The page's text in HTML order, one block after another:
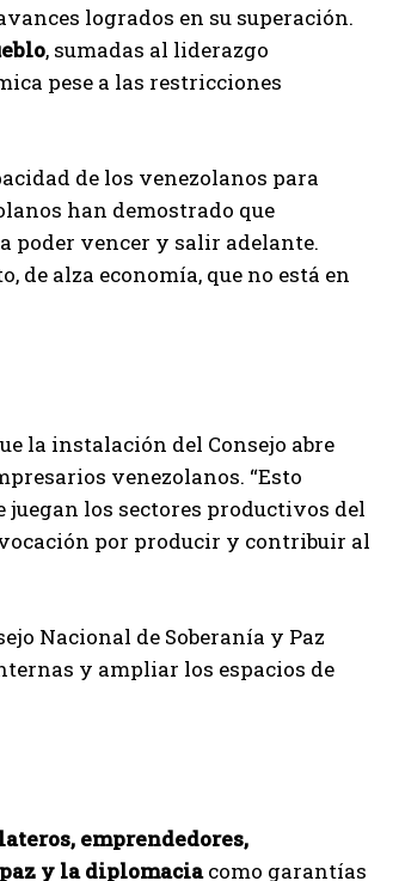
logrados en su superación.
, sumadas al liderazgo
pese a las restricciones
de los venezolanos para
han demostrado que
poder vencer y salir adelante.
de alza economía, que no está en
la instalación del Consejo abre
venezolanos. “Esto
los sectores productivos del
por producir y contribuir al
Nacional de Soberanía y Paz
y ampliar los espacios de
emprendedores,
y la diplomaciacomo garantías